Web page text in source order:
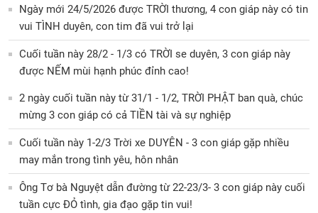
Ngày mới 24/5/2026 được TRỜI thương, 4 con giáp này có tin
vui TÌNH duyên, con tim đã vui trở lại
Cuối tuần này 28/2 - 1/3 có TRỜI se duyên, 3 con giáp này
được NẾM mùi hạnh phúc đỉnh cao!
2 ngày cuối tuần này từ 31/1 - 1/2, TRỜI PHẬT ban quà, chúc
mừng 3 con giáp có cả TIỀN tài và sự nghiệp
Cuối tuần này 1-2/3 Trời xe DUYÊN - 3 con giáp gặp nhiều
may mắn trong tình yêu, hôn nhân
Ông Tơ bà Nguyệt dẫn đường từ 22-23/3- 3 con giáp này cuối
tuần cực ĐỎ tình, gia đạo gặp tin vui!